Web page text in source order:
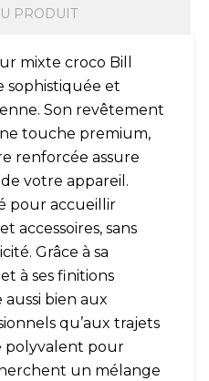
PRODUIT
mixte croco Bill
sophistiquée et
Son revêtement
touche premium,
renforcée assure
votre appareil.
pour accueillir
accessoires, sans
Grâce à sa
à ses finitions
aussi bien aux
qu’aux trajets
polyvalent pour
un mélange